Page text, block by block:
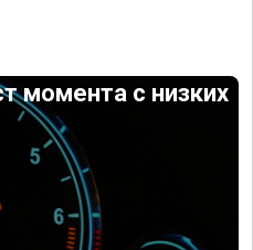
момента с низких